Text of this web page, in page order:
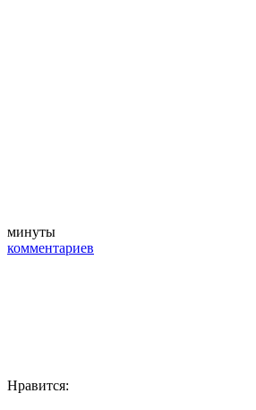
минуты
комментариев
Нравится: